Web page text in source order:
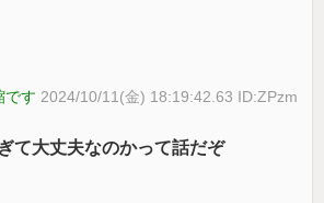
です 2024/10/11(金) 18:19:42.63 ID:ZPzm
て大丈夫なのかって話だぞ